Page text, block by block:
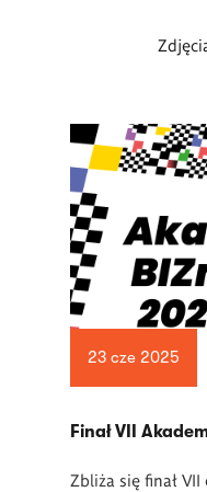
23 cze 2025
Finał VII
Zbliża się finał VII